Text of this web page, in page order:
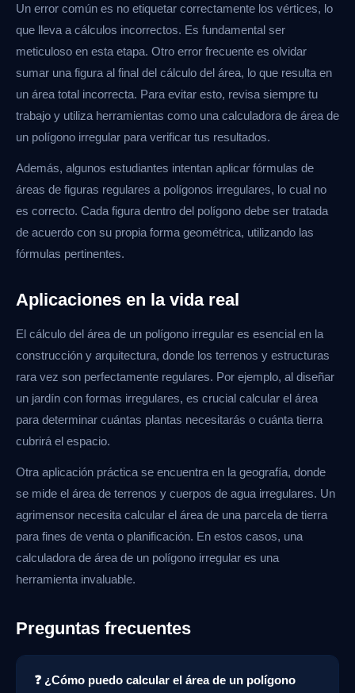
Un error común es no etiquetar correctamente los vértices, lo
que lleva a cálculos incorrectos. Es fundamental ser
meticuloso en esta etapa. Otro error frecuente es olvidar
sumar una figura al final del cálculo del área, lo que resulta en
un área total incorrecta. Para evitar esto, revisa siempre tu
trabajo y utiliza herramientas como una calculadora de área de
un polígono irregular para verificar tus resultados.
Además, algunos estudiantes intentan aplicar fórmulas de
áreas de figuras regulares a polígonos irregulares, lo cual no
es correcto. Cada figura dentro del polígono debe ser tratada
de acuerdo con su propia forma geométrica, utilizando las
fórmulas pertinentes.
Aplicaciones en la vida real
El cálculo del área de un polígono irregular es esencial en la
construcción y arquitectura, donde los terrenos y estructuras
rara vez son perfectamente regulares. Por ejemplo, al diseñar
un jardín con formas irregulares, es crucial calcular el área
para determinar cuántas plantas necesitarás o cuánta tierra
cubrirá el espacio.
Otra aplicación práctica se encuentra en la geografía, donde
se mide el área de terrenos y cuerpos de agua irregulares. Un
agrimensor necesita calcular el área de una parcela de tierra
para fines de venta o planificación. En estos casos, una
calculadora de área de un polígono irregular es una
herramienta invaluable.
Preguntas frecuentes
❓ ¿Cómo puedo calcular el área de un polígono